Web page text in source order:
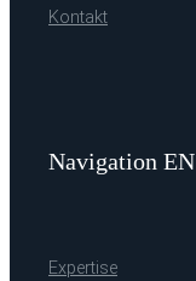
Kontakt
Navigation EN
Expertise